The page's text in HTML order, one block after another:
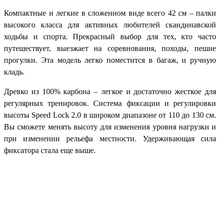
Компактные и легкие в сложенном виде всего 42 см – палки
высокого класса для активных любителей скандинавской
ходьбы и спорта. Прекрасный выбор для тех, кто часто
путешествует, выезжает на соревнования, походы, пешие
прогулки. Эта модель легко поместится в багаж, и ручную
кладь.
Древко из 100% карбона – легкое и достаточно жесткое для
регулярных тренировок. Система фиксации и регулировки
высоты Speed Lock 2.0 в широком диапазоне от 110 до 130 см.
Вы сможете менять высоту для изменения уровня нагрузки и
при изменении рельефа местности. Удерживающая сила
фиксатора стала еще выше.